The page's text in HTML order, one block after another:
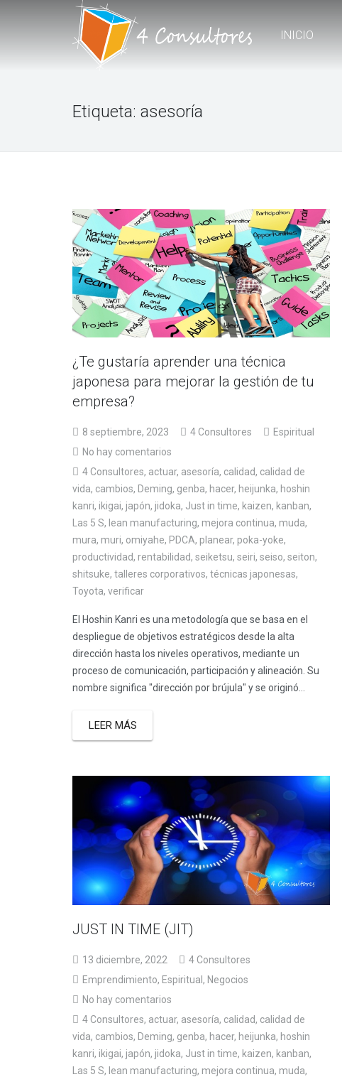
INICIO
Etiqueta: asesoría
¿Te gustaría aprender una técnica
japonesa para mejorar la gestión de tu
empresa?
8 septiembre, 2023 4 Consultores
Espiritual
No hay comentarios
4 Consultores, actuar, asesoría, calidad, calidad de
vida, cambios, Deming, genba, hacer, heijunka, hoshin
kanri, ikigai, japón, jidoka, Just in time, kaizen, kanban,
Las 5 S, lean manufacturing, mejora continua, muda,
mura, muri, omiyahe, PDCA, planear, poka-yoke,
productividad, rentabilidad, seiketsu, seiri, seiso, seiton,
shitsuke, talleres corporativos, técnicas japonesas,
Toyota, verificar
El Hoshin Kanri es una metodología que se basa en el
despliegue de objetivos estratégicos desde la alta
dirección hasta los niveles operativos, mediante un
proceso de comunicación, participación y alineación. Su
nombre significa "dirección por brújula" y se originó...
LEER MÁS
JUST IN TIME (JIT)
13 diciembre, 2022
4 Consultores
Emprendimiento, Espiritual, Negocios
No hay comentarios
4 Consultores, actuar, asesoría, calidad, calidad de
vida, cambios, Deming, genba, hacer, heijunka, hoshin
kanri, ikigai, japón, jidoka, Just in time, kaizen, kanban,
Las 5 S, lean manufacturing, mejora continua, muda,